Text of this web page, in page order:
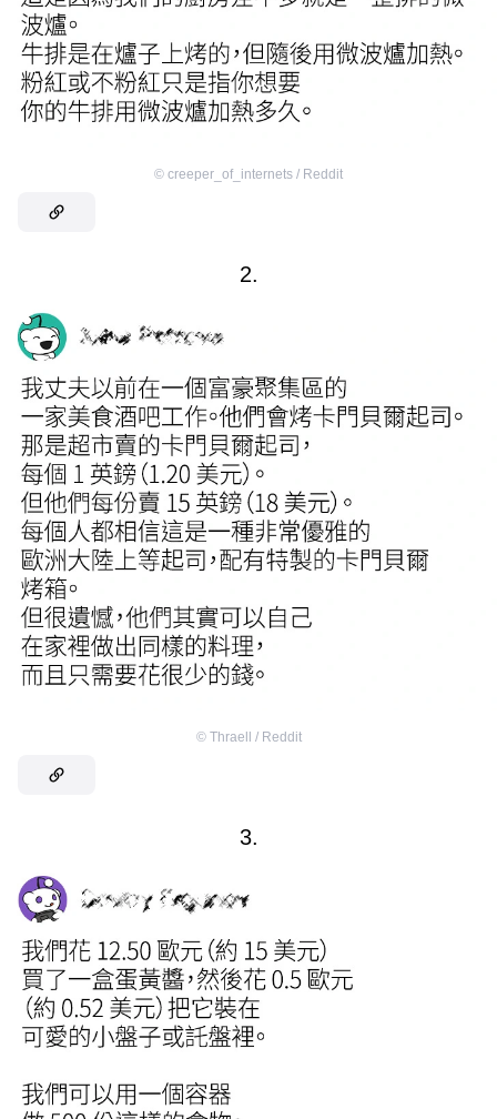
© creeper_of_internets / Reddit
2.
© Thraell / Reddit
3.